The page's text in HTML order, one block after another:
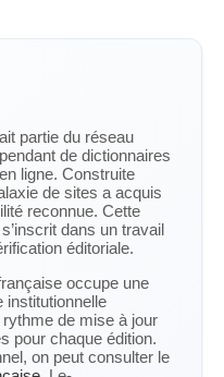
partie du réseau
de dictionnaires
ligne. Construite
de sites a acquis
reconnue. Cette
s’inscrit dans un travail
éditoriale.
occupe une
institutionnelle
de mise à jour
pour chaque édition.
on peut consulter le